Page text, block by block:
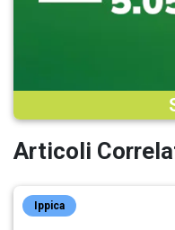
Articoli
Ippica